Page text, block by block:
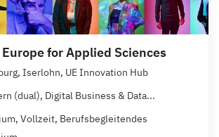
for Applied Sciences
Iserlohn, UE Innovation Hub
(dual), Digital Business & Data...
Vollzeit, Berufsbegleitendes